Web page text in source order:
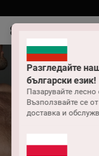
Разгледайте
български език!
Пазарувайте
Възползвайте се
доставка и